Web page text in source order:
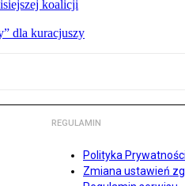
koalicji
dla kuracjuszy
REGULAMIN
Polityka Prywatności
Zmiana ustawień